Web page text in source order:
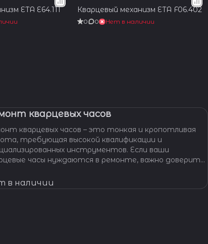
ETA E64.111 Кварцевый механизм ETA F06.402
0 0 Нет в наличии
кварцевых часов
кварцевых часов – это тонкая и кропотливая
требующая высокой квалификации и
инструментов. Если ваши
часы нуждаются в ремонте, важно доверить
проблему и предложить
решение.
в наличии